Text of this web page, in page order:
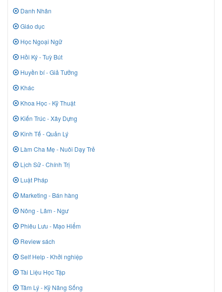
Danh Nhân
Giáo dục
Học Ngoại Ngữ
Hồi Ký - Tuỳ Bút
Huyền bí - Giả Tưởng
Khác
Khoa Học - Kỹ Thuật
Kiến Trúc - Xây Dựng
Kinh Tế - Quản Lý
Làm Cha Mẹ - Nuôi Dạy Trẻ
Lịch Sử - Chính Trị
Luật Pháp
Marketing - Bán hàng
Nông - Lâm - Ngư
Phiêu Lưu - Mạo Hiểm
Review sách
Self Help - Khởi nghiệp
Tài Liệu Học Tập
Tâm Lý - Kỹ Năng Sống